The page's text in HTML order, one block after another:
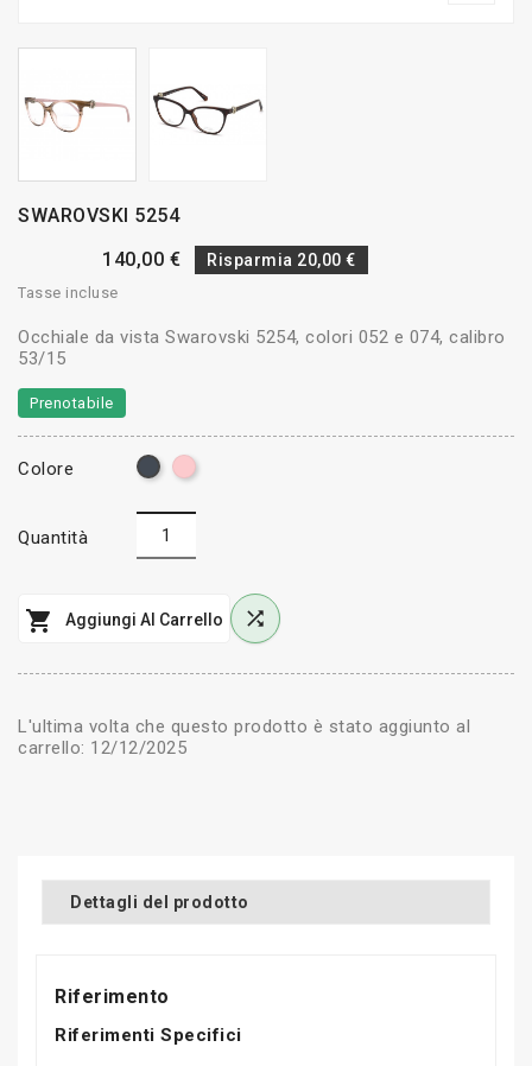
SWAROVSKI 5254
140,00 €
Risparmia 20,00 €
Tasse incluse
Occhiale da vista Swarovski 5254, colori 052 e 074, calibro
53/15
Prenotabile
Colore NeroRosa
Quantità
 Aggiungi Al Carrello 
L'ultima volta che questo prodotto è stato aggiunto al
carrello: 12/12/2025
Dettagli del prodotto
Riferimento
Riferimenti Specifici